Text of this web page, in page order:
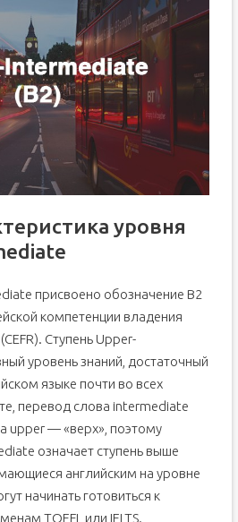
уровня
присвоено обозначение B2
компетенции владения
Ступень Upper-
уровень знаний, достаточный
языке почти во всех
перевод слова intermediate
а upper — «верх», поэтому
означает ступень выше
английским на уровне
начинать готовиться к
TOEFL или IELTS.